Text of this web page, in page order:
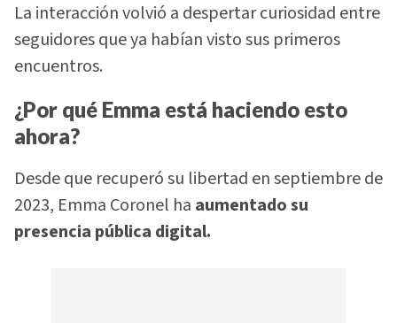
La interacción volvió a despertar curiosidad entre
seguidores que ya habían visto sus primeros
encuentros.
¿Por qué Emma está haciendo esto
ahora?
Desde que recuperó su libertad en septiembre de
2023, Emma Coronel ha aumentado su
presencia pública digital.